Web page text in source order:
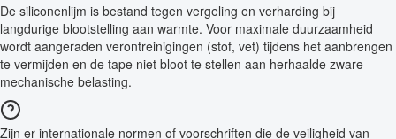
De siliconenlijm is bestand tegen vergeling en verharding bij
langdurige blootstelling aan warmte. Voor maximale duurzaamheid
wordt aangeraden verontreinigingen (stof, vet) tijdens het aanbrengen
te vermijden en de tape niet bloot te stellen aan herhaalde zware
mechanische belasting.
Zijn er internationale normen of voorschriften die de veiligheid van